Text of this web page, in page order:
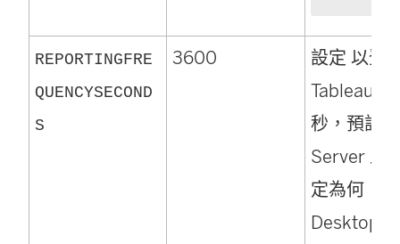
REPORTINGFRE
QUENCYSECOND
S
3600 設定 以登
Tableau
秒，預設
Server 上
定為何，
Desktop